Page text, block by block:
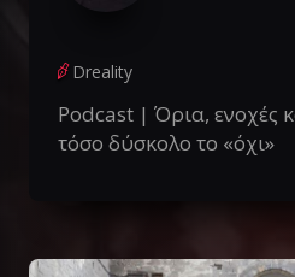
Dreality
Podcast | Όρια, ενοχές
τόσο δύσκολο το «όχι»